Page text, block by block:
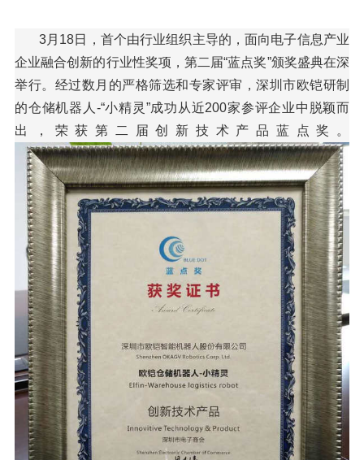
3月18日，首个由行业组织主导的，面向电子信息产业
企业融合创新的行业性奖项，第二届“蓝点奖”颁奖盛典在深
举行。经过数月的严格筛选和专家评审，深圳市欧铠研制
的仓储机器人-“小精灵”成功从近200家参评企业中脱颖而
出，荣获第二届创新技术产品蓝点奖。